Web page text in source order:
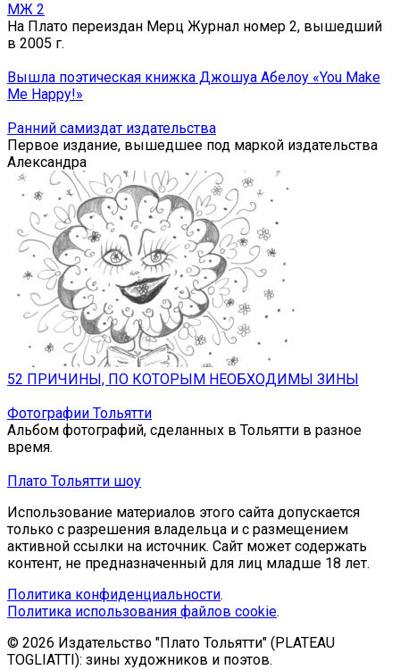
МЖ 2
На Плато переиздан Мерц Журнал номер 2, вышедший
в 2005 г.
Вышла поэтическая книжка Джошуа Абелоу «You Make
Me Happy!»
Ранний самиздат издательства
Первое издание, вышедшее под маркой издательства
Александра
52 ПРИЧИНЫ, ПО КОТОРЫМ НЕОБХОДИМЫ ЗИНЫ
Фотографии Тольятти
Альбом фотографий, сделанных в Тольятти в разное
время.
Плато Тольятти шоу
Использование материалов этого сайта допускается
только с разрешения владельца и с размещением
активной ссылки на источник. Сайт может содержать
контент, не предназначенный для лиц младше 18 лет.
Политика конфиденциальности.
Политика использования файлов cookie.
© 2026 Издательство "Плато Тольятти" (PLATEAU
TOGLIATTI): зины художников и поэтов.